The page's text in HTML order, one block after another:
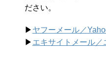
ださい。
▶︎ ヤフーメール／
▶︎ エキサイトメール